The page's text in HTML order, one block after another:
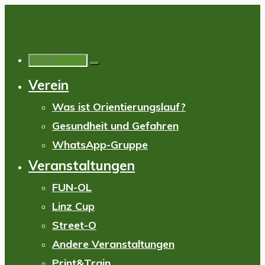
Search
for:
Verein
Was ist Orientierungslauf?
Gesundheit und Gefahren
WhatsApp-Gruppe
Veranstaltungen
FUN-OL
Linz Cup
Street-O
Andere Veranstaltungen